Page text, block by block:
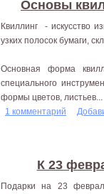
Основы
Квиллинг - искусство
узких полосок бумаги,
Основная форма
специального
формы цветов, листьев...
1 комментарий
К 23
Подарки на 23